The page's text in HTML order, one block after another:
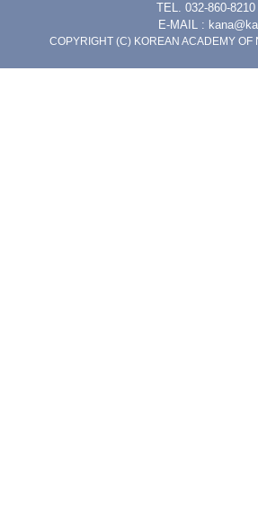
TEL. 032-860-
E-MAIL :
COPYRIGHT (C) KOREAN ACADEMY